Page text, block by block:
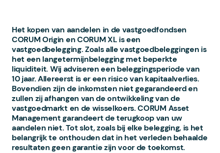
Het kopen van aandelen in de vastgoedfondsen
CORUM Origin en CORUM XL is een
vastgoedbelegging. Zoals alle vastgoedbeleggingen is
het een langetermijnbelegging met beperkte
liquiditeit. Wij adviseren een beleggingsperiode van
10 jaar. Allereerst is er een risico van kapitaalverlies.
Bovendien zijn de inkomsten niet gegarandeerd en
zullen zij afhangen van de ontwikkeling van de
vastgoedmarkt en de wisselkoers. CORUM Asset
Management garandeert de terugkoop van uw
aandelen niet. Tot slot, zoals bij elke belegging, is het
belangrijk te onthouden dat in het verleden behaalde
resultaten geen garantie zijn voor de toekomst.